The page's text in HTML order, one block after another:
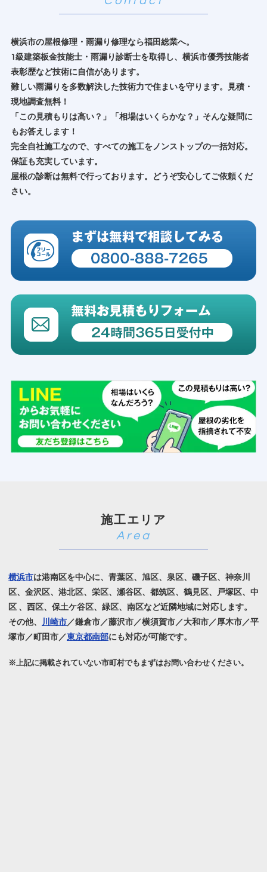
横浜市の屋根修理・雨漏り修理なら福田総業へ。
1級建築板金技能士・雨漏り診断士を取得し、横浜市優秀技能者
表彰歴など技術に自信があります。
難しい雨漏りを多数解決した技術力で住まいを守ります。見積・
現地調査無料！
「この見積もりは高い？」「相場はいくらかな？」そんな疑問に
もお答えします！
完全自社施工なので、すべての施工をノンストップの一括対応。
保証も充実しています。
屋根の診断は無料で行っております。どうぞ安心してご依頼くだ
さい。
施工エリア
横浜市は港南区を中心に、青葉区、旭区、泉区、磯子区、神奈川
区、金沢区、港北区、栄区、瀬谷区、 都筑区、鶴見区、戸塚区、中
区 、西区、保土ケ谷区、緑区、南区など近隣地域に対応します。
その他、
川崎市／鎌倉市／藤沢市／横須賀市／大和市／厚木市／平
塚市／町田市／東京都南部にも対応が可能です。
※上記に掲載されていない市町村でもまずはお問い合わせください。